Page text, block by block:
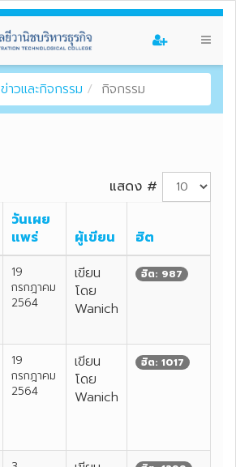
ข่าวและกิจกรรม กิจกรรม
แสดง #
วันเผย
แพร่
ผู้เขียน
ฮิต
19
กรกฎาคม
2564
เขียน
โดย
Wanich
ฮิต: 987
19
กรกฎาคม
2564
เขียน
โดย
Wanich
ฮิต: 1017